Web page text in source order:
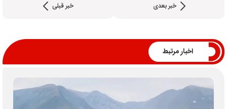
خبر بعدی خبر قبلی
اخبار مرتبط